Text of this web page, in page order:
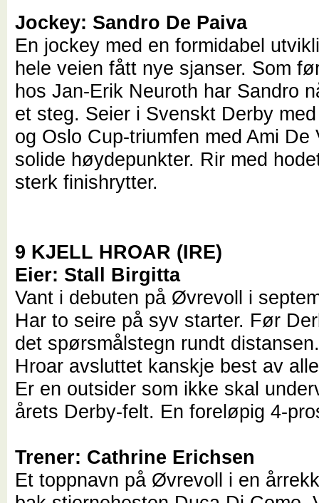
Jockey: Sandro De Paiva
En jockey med en formidabel
hele veien fått nye sjanser. Som
hos Jan-Erik Neuroth har Sandro
et steg. Seier i Svenskt Derby
og Oslo Cup-triumfen med Ami De
solide høydepunkter. Rir med
sterk finishrytter.
9 KJELL HROAR (IRE)
Eier: Stall Birgitta
Vant i debuten på Øvrevoll i
Har to seire på syv starter. Før
det spørsmålstegn rundt
Hroar avsluttet kanskje best av
Er en outsider som ikke skal
årets Derby-felt. En foreløpig 4-
Trener: Cathrine Erichsen
Et toppnavn på Øvrevoll i en